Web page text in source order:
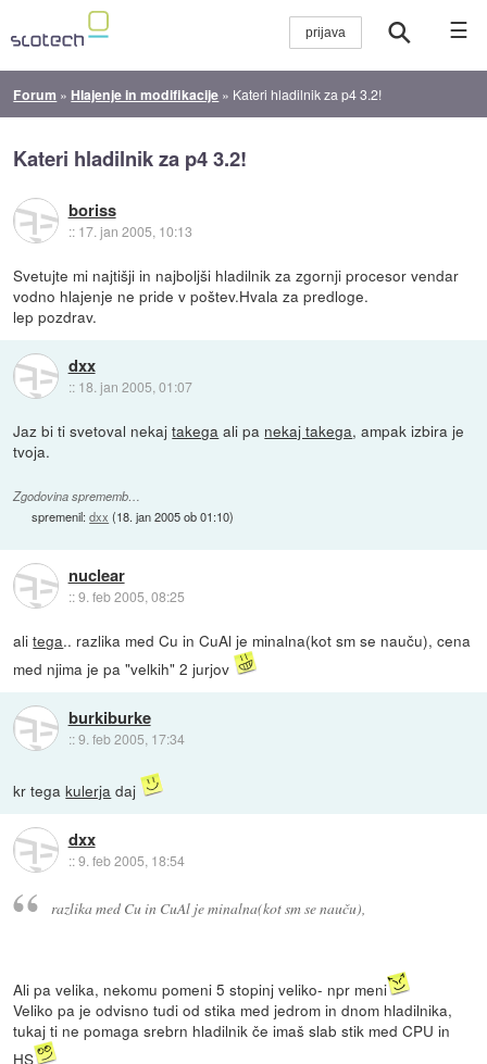
☰
Forum » Hlajenje in modifikacije » Kateri hladilnik za p4 3.2!
Kateri hladilnik za p4 3.2!
boriss
:: 17. jan 2005, 10:13
Svetujte mi najtišji in najboljši hladilnik za zgornji procesor vendar
vodno hlajenje ne pride v poštev.Hvala za predloge.
lep pozdrav.
dxx
:: 18. jan 2005, 01:07
Jaz bi ti svetoval nekajtakega ali pa nekaj takega, ampak izbira je
tvoja.
Zgodovina sprememb…
spremenil:dxx (18. jan 2005 ob 01:10)
nuclear
::9. feb 2005, 08:25
alitega.. razlika med Cu in CuAl je minalna(kot sm se nauču), cena
med njima je pa "velkih" 2 jurjov
burkiburke
::9. feb 2005, 17:34
kr tegakulerja daj
dxx
::9. feb 2005, 18:54
razlika med Cu in CuAl je minalna(kot sm se nauču),
Ali pa velika, nekomu pomeni 5 stopinj veliko- npr meni
Veliko pa je odvisno tudi od stika med jedrom in dnom hladilnika,
tukaj ti ne pomaga srebrn hladilnik če imaš slab stik med CPU in
HS